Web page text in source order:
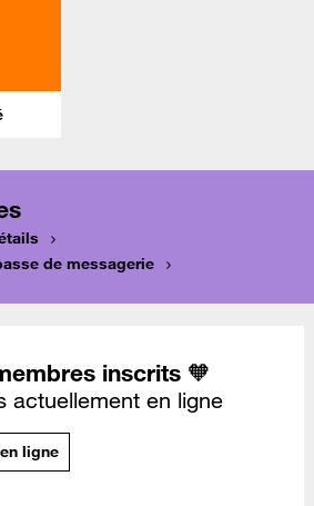
de messagerie
inscrits 🧡
actuellement en ligne
ligne